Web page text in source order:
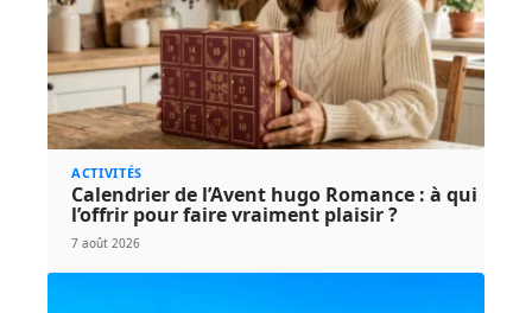
ACTIVITÉS
Calendrier de l’Avent hugo Romance : à qui
l’offrir pour faire vraiment plaisir ?
7 août 2026